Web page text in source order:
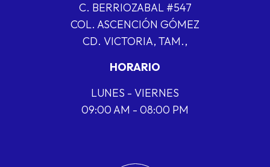
C. BERRIOZABAL #547
COL. ASCENCIÓN GÓMEZ
CD. VICTORIA, TAM.,
HORARIO
LUNES - VIERNES
09:00 AM - 08:00 PM